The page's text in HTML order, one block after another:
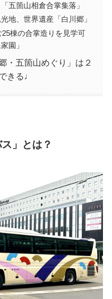
五箇山相倉合掌集落」
地、世界遺産「白川郷」
棟の合掌造りを見学可
園」
・五箇山めぐり」は２
きる♩
」とは？